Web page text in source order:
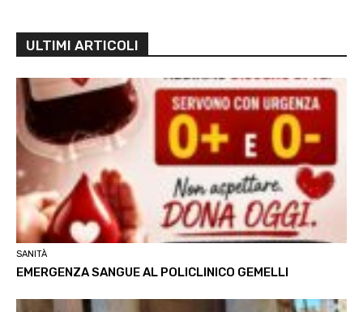
ULTIMI ARTICOLI
SANITÀ
EMERGENZA SANGUE AL POLICLINICO GEMELLI